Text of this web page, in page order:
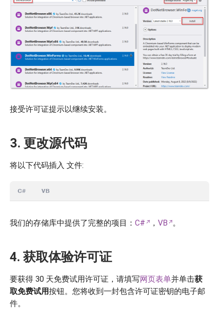
接受许可证提示以继续安装。
3. 更改源代码
将以下代码插入 文件:
C# VB
我们的存储库中提供了完整的项目： C# ， VB 。
4. 获取体验许可证
要获得 30 天免费试用许可证，请填写网页表单并单击获
取免费试用按钮。您将收到一封包含许可证密钥的电子邮
件。